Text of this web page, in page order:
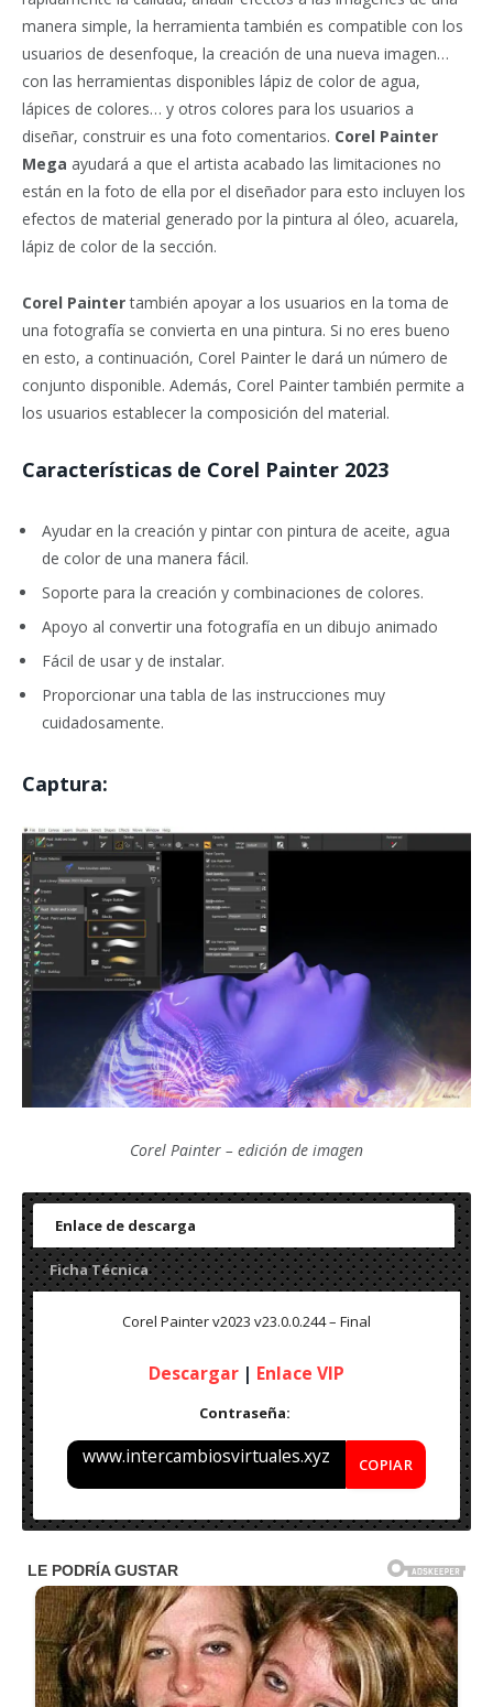
manera simple, la herramienta también es compatible con los
usuarios de desenfoque, la creación de una nueva imagen…
con las herramientas disponibles lápiz de color de agua,
lápices de colores… y otros colores para los usuarios a
diseñar, construir es una foto comentarios. Corel Painter
Mega ayudará a que el artista acabado las limitaciones no
están en la foto de ella por el diseñador para esto incluyen los
efectos de material generado por la pintura al óleo, acuarela,
lápiz de color de la sección.
Corel Paintertambién apoyar a los usuarios en la toma de
una fotografía se convierta en una pintura. Si no eres bueno
en esto, a continuación, Corel Painter le dará un número de
conjunto disponible. Además, Corel Painter también permite a
los usuarios establecer la composición del material.
Características de Corel Painter 2023
Ayudar en la creación y pintar con pintura de aceite, agua
de color de una manera fácil.
Soporte para la creación y combinaciones de colores.
Apoyo al convertir una fotografía en un dibujo animado
Fácil de usar y de instalar.
Proporcionar una tabla de las instrucciones muy
cuidadosamente.
Captura:
Corel Painter – edición de imagen
Enlace de descarga
Ficha Técnica
Corel Painter v2023 v23.0.0.244 – Final
Descargar | Enlace VIP
Contraseña:
www.intercambiosvirtuales.xyz COPIAR
Corel Painter v2023 v23.0.0.244 – Final
Idioma: Multilenguaje
Tamaño: 700 MB
Activación: Incluido